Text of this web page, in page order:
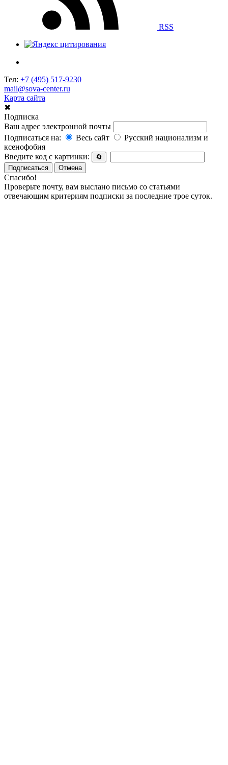
RSS
Тел: +7 (495) 517-9230
mail@sova-center.ru
Карта сайта
✖
Подписка
Ваш адрес электронной почты
Подписаться на:
Весь сайт
Русский национализм и
ксенофобия
Введите код с картинки:
🔄
Подписаться
Отмена
Спасибо!
Проверьте почту, вам выслано письмо со статьями
отвечающим критериям подписки за последние трое суток.